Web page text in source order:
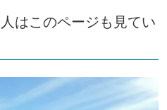
はこのページも見てい